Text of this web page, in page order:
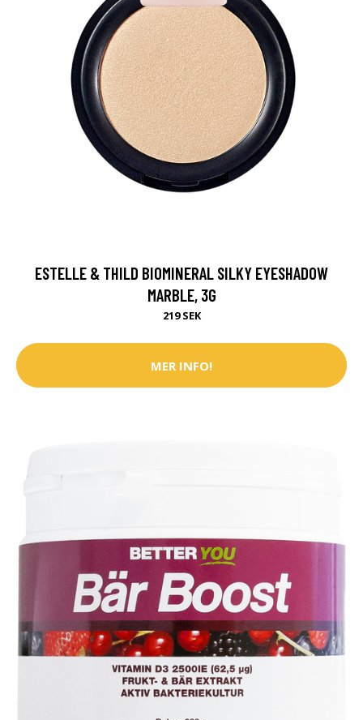
ESTELLE & THILD BIOMINERAL SILKY EYESHADOW
MARBLE, 3G
219 SEK
MER INFO!